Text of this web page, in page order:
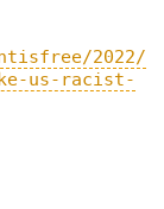
2022/
us-racist-